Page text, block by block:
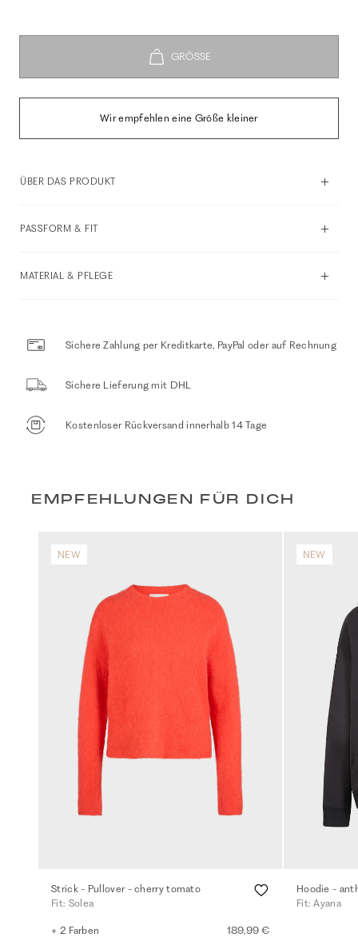
Wir empfehlen eine Größe kleiner
ÜBER DAS PRODUKT
PASSFORM & FIT
MATERIAL & PFLEGE
Sichere Zahlung per Kreditkarte, PayPal oder auf Rechnung
Sichere Lieferung mit DHL
Kostenloser Rückversand innerhalb 14 Tage
EMPFEHLUNGEN FÜR DICH
NEW
Strick - Pullover - cherry tomato
Fit: Solea
+ 2 Farben 189,99 €
NEW
Hoodie -
Fit: Ayana